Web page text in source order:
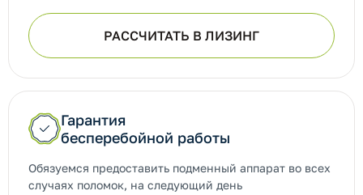
РАССЧИТАТЬ В ЛИЗИНГ
Гарантия
бесперебойной работы
Обязуемся предоставить подменный аппарат во всех
случаях поломок, на следующий день